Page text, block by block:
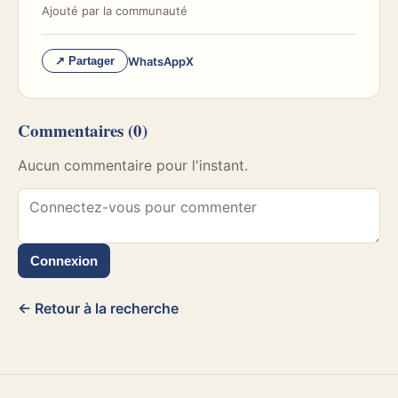
Ajouté par la communauté
↗ Partager WhatsAppX
Commentaires (0)
Aucun commentaire pour l'instant.
Connexion
← Retour à la recherche